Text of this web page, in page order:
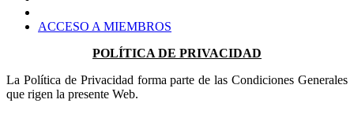
ACCESO A MIEMBROS
POLÍTICA DE PRIVACIDAD
La Política de Privacidad forma parte de las Condiciones Generales
que rigen la presente Web.